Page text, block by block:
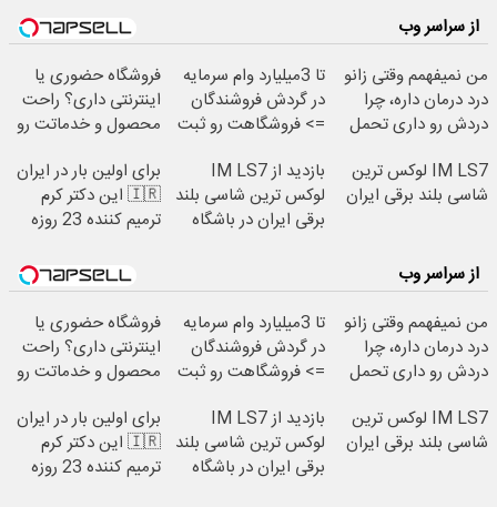
از سراسر وب
من نمیفهمم وقتی زانو
درد درمان داره، چرا
دردش رو داری تحمل
تا 3میلیارد وام سرمایه
در گردش فروشندگان
=> فروشگاهت رو ثبت
فروشگاه حضوری یا
اینترنتی داری؟ راحت
محصول و خدماتت رو
IM LS7 لوکس ترین
شاسی بلند برقی ایران
بازدید از IM LS7
لوکس ترین شاسی بلند
برقی ایران در باشگاه
برای اولین بار در ایران
🇮🇷 این دکتر کرم
ترمیم کننده 23 روزه
از سراسر وب
من نمیفهمم وقتی زانو
درد درمان داره، چرا
دردش رو داری تحمل
تا 3میلیارد وام سرمایه
در گردش فروشندگان
=> فروشگاهت رو ثبت
فروشگاه حضوری یا
اینترنتی داری؟ راحت
محصول و خدماتت رو
IM LS7 لوکس ترین
شاسی بلند برقی ایران
بازدید از IM LS7
لوکس ترین شاسی بلند
برقی ایران در باشگاه
برای اولین بار در ایران
🇮🇷 این دکتر کرم
ترمیم کننده 23 روزه